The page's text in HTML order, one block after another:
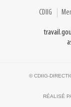
CDIIG
© CDIIG-
RÉALISÉ